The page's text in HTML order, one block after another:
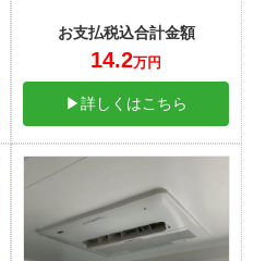
お支払税込合計金額
14.2万円
▶詳しくはこちら